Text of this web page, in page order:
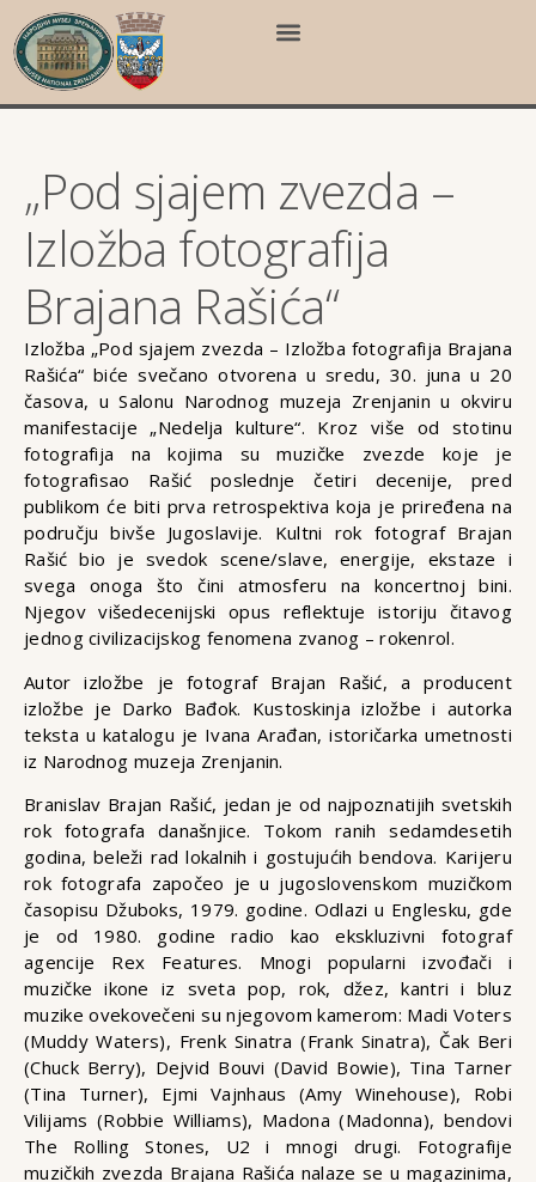
„Pod sjajem zvezda –
Izložba fotografija
Brajana Rašića“
Izložba „Pod sjajem zvezda – Izložba fotografija Brajana
Rašića“ biće svečano otvorena u sredu, 30. juna u 20
časova, u Salonu Narodnog muzeja Zrenjanin u okviru
manifestacije „Nedelja kulture“. Kroz više od stotinu
fotografija na kojima su muzičke zvezde koje je
fotografisao Rašić poslednje četiri decenije, pred
publikom će biti prva retrospektiva koja je priređena na
području bivše Jugoslavije. Kultni rok fotograf Brajan
Rašić bio je svedok scene/slave, energije, ekstaze i
svega onoga što čini atmosferu na koncertnoj bini.
Njegov višedecenijski opus reflektuje istoriju čitavog
jednog civilizacijskog fenomena zvanog – rokenrol.
Autor izložbe je fotograf Brajan Rašić, a producent
izložbe je Darko Bađok. Kustoskinja izložbe i autorka
teksta u katalogu je Ivana Arađan, istoričarka umetnosti
iz Narodnog muzeja Zrenjanin.
Branislav Brajan Rašić, jedan je od najpoznatijih svetskih
rok fotografa današnjice. Tokom ranih sedamdesetih
godina, beleži rad lokalnih i gostujućih bendova. Karijeru
rok fotografa započeo je u jugoslovenskom muzičkom
časopisu Džuboks, 1979. godine. Odlazi u Englesku, gde
je od 1980. godine radio kao ekskluzivni fotograf
agencije Rex Features. Mnogi popularni izvođači i
muzičke ikone iz sveta pop, rok, džez, kantri i bluz
muzike ovekovečeni su njegovom kamerom: Madi Voters
(Muddy Waters), Frenk Sinatra (Frank Sinatra), Čak Beri
(Chuck Berry), Dejvid Bouvi (David Bowie), Tina Tarner
(Tina Turner), Ejmi Vajnhaus (Amy Winehouse), Robi
Vilijams (Robbie Williams), Madona (Madonna), bendovi
The Rolling Stones, U2 i mnogi drugi. Fotografije
muzičkih zvezda Brajana Rašića nalaze se u magazinima,